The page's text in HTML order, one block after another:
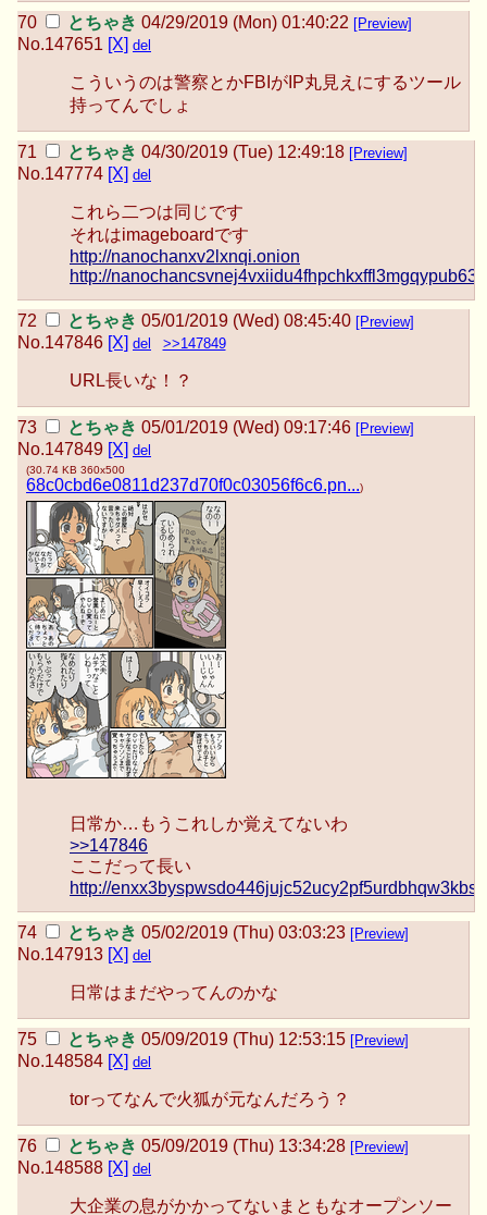
とちゃき 04/29/2019 (Mon) 01:40:22 [Preview]
No.147651 [X] del
こういうのは警察とかFBIがIP丸見えにするツール
持ってんでしょ
とちゃき 04/30/2019 (Tue) 12:49:18 [Preview]
No.147774 [X] del
これら二つは同じです
それはimageboardです
http://nanochanxv2lxnqi.onion
http://
とちゃき 05/01/2019 (Wed) 08:45:40 [Preview]
No.147846 [X] del >>147849
URL長いな！？
とちゃき 05/01/2019 (Wed) 09:17:46 [Preview]
No.147849 [X] del
(30.74 KB 360x500
68c0cbd6e0811d237d70f0c03056f6c6.pn...)
日常か…もうこれしか覚えてないわ
>>147846
ここだって長い
http://
とちゃき 05/02/2019 (Thu) 03:03:23 [Preview]
No.147913 [X] del
日常はまだやってんのかな
とちゃき 05/09/2019 (Thu) 12:53:15 [Preview]
No.148584 [X] del
torってなんで火狐が元なんだろう？
とちゃき 05/09/2019 (Thu) 13:34:28 [Preview]
No.148588 [X] del
大企業の息がかかってないまともなオープンソー